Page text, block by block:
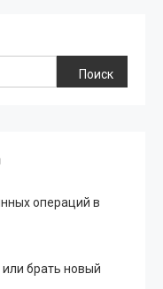
Поиск
операций в
брать новый